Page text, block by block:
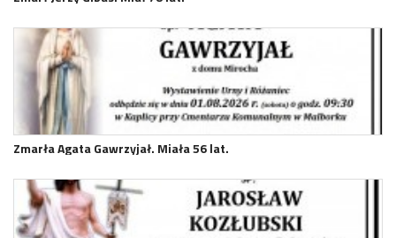
Zmarła Agata Gawrzyjał. Miała 56 lat.